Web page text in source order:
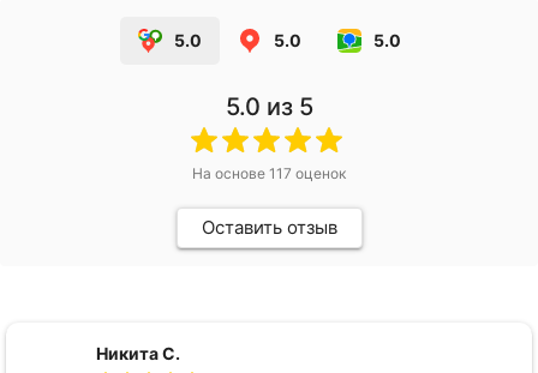
5.0 5.0 5.0
5.0 из 5
На основе 117 оценок
Оставить отзыв
Никита С.